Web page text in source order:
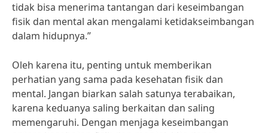
tidak bisa menerima tantangan dari keseimbangan
fisik dan mental akan mengalami ketidakseimbangan
dalam hidupnya.”
Oleh karena itu, penting untuk memberikan
perhatian yang sama pada kesehatan fisik dan
mental. Jangan biarkan salah satunya terabaikan,
karena keduanya saling berkaitan dan saling
memengaruhi. Dengan menjaga keseimbangan